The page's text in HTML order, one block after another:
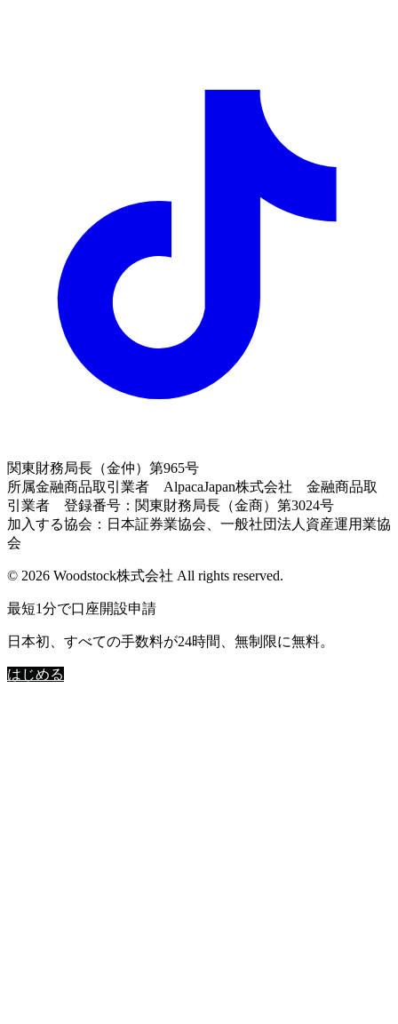
関東財務局長（金仲）第965号
所属金融商品取引業者 AlpacaJapan株式会社 金融商品取
引業者 登録番号：関東財務局長（金商）第3024号
加入する協会：日本証券業協会、一般社団法人資産運用業協
会
© 2026 Woodstock株式会社 All rights reserved.
最短1分で口座開設申請
日本初、すべての手数料が24時間、無制限に無料。
はじめる